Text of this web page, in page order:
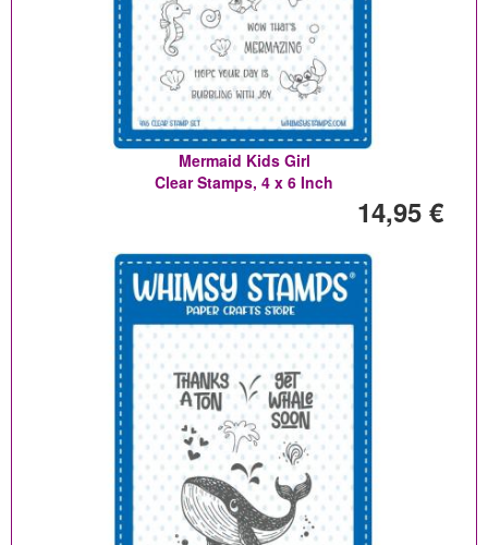
Mermaid Kids Girl
Clear Stamps, 4 x 6 Inch
14,95 €